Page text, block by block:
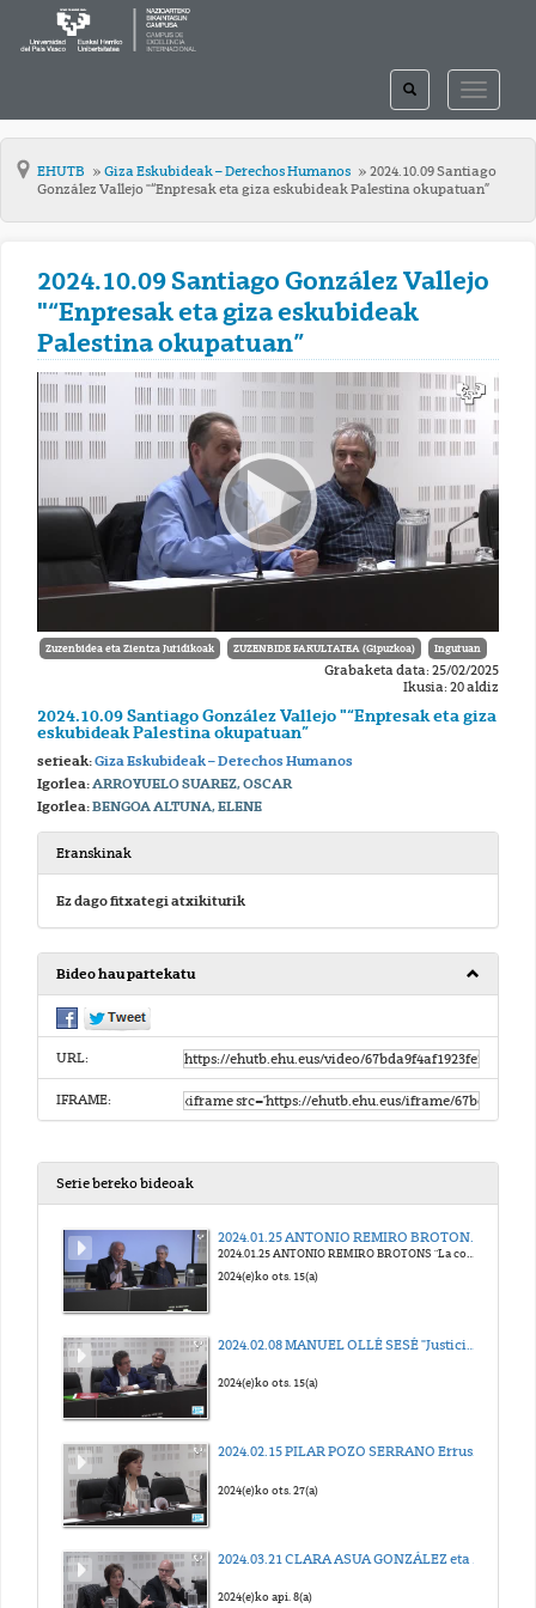
TOGGLE
TOGGLE
SEARCH
EHUTB Giza Eskubideak – Derechos Humanos
2024.10.09 Santiago
González Vallejo "“Enpresak eta giza eskubideak Palestina okupatuan”
2024.10.09 Santiago González Vallejo
"“Enpresak eta giza eskubideak
Palestina okupatuan”
Zuzenbidea eta Zientza Juridikoak ZUZENBIDE FAKULTATEA (Gipuzkoa) Inguruan
Grabaketa data: 25/02/2025
Ikusia: 20 aldiz
2024.10.09 Santiago González Vallejo "“Enpresak eta giza
eskubideak Palestina okupatuan”
serieak:Giza Eskubideak – Derechos Humanos
Igorlea:ARROYUELO SUAREZ, OSCAR
Igorlea:BENGOA ALTUNA, ELENE
Eranskinak
Ez dago fitxategi atxikiturik
Bideo hau partekatu
URL:
IFRAME:
Serie bereko bideoak
2024.01.25 ANTONIO REMIRO BROTONS "La comunidad internacional como publicidad engañosa"
2024.01.25 ANTONIO REMIRO BROTONS "La comunidad internacional como publicidad engañosa"
2024(e)ko ots. 15(a)
2024(e)ko ots. 15(a)
2024.02.15 PILAR POZO SERRANO Errusiako eta Ukrainako gerrako boluntarioak, mertzenarioak eta enpresa militar pribatuak
2024(e)ko ots. 27(a)
2024(e)ko api. 8(a)